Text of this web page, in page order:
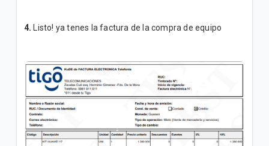
4. Listo! ya tenes la factura de la compra de equipo